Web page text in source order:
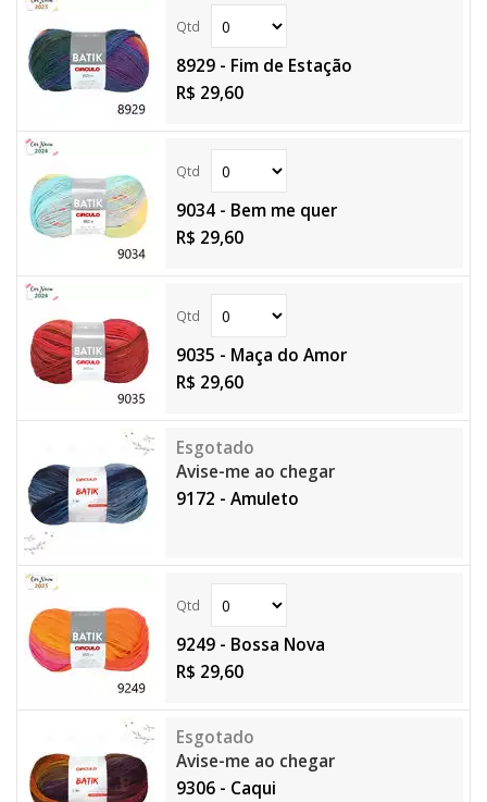
8929 - Fim de Estação
R$ 29,60
9034 - Bem me quer
R$ 29,60
9035 - Maça do Amor
R$ 29,60
Avise-me ao chegar
9172 - Amuleto
9249 - Bossa Nova
R$ 29,60
Avise-me ao chegar
9306 - Caqui